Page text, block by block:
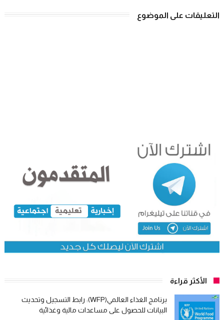
التعليقات على الموضوع
الأكثر قراءة
برنامج الغذاء العالمي(WFP): رابط التسجيل وتحديث
البيانات للحصول على مساعدات مالية وغذائية